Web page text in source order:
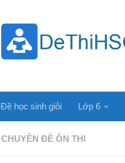
Đề học sinh giỏi Lớp 6
CHUYÊN ĐỀ ÔN THI